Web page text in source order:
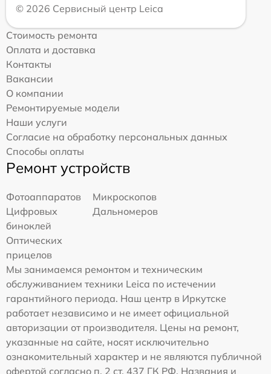
© 2026 Сервисный центр Leica
Стоимость ремонта
Оплата и доставка
Контакты
Вакансии
О компании
Ремонтируемые модели
Наши услуги
Согласие на обработку персональных данных
Способы оплаты
Ремонт устройств
Фотоаппаратов
Микроскопов
Цифровых
биноклей
Дальномеров
Оптических
прицелов
Мы занимаемся ремонтом и техническим
обслуживанием техники Leica по истечении
гарантийного периода. Наш центр в Иркутске
работает независимо и не имеет официальной
авторизации от производителя. Цены на ремонт,
указанные на сайте, носят исключительно
ознакомительный характер и не являются публичной
офертой согласно п. 2 ст. 437 ГК РФ. Названия и